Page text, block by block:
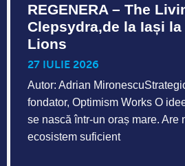
REGENERA – The
Clepsydra,de la Iași la
Lions
27 IULIE 2026
Autor: Adrian
fondator, Optimism Works O
se nască într-un oraș mare. Are
ecosistem suficient